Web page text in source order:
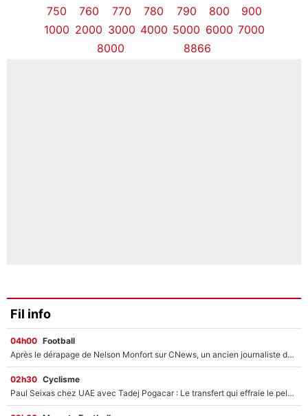
750
760 770 780 790 800
900
1000 2000 3000 4000 5000 6000 7000
8000
8866
Fil info
04h00 Football
Après le dérapage de Nelson Monfort sur CNews, un ancien journaliste de France Télévisions relance la polémique sur les incendies en Gironde
02h30 Cyclisme
Paul Seixas chez UAE avec Tadej Pogacar : Le transfert qui effraie le peloton, «c’est la pire des choses qui puisse arriver»